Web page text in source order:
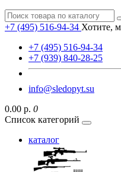
+7 (495) 516-94-34 Хотите,
+7 (495) 516-94-34
+7 (939) 840-28-25
info@sledopyt.su
0.00 р. 0
Список категорий
каталог